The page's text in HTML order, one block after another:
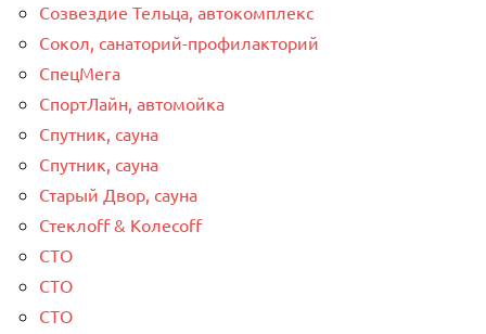
Созвездие Тельца, автокомплекс
Сокол, санаторий-профилакторий
СпецМега
СпортЛайн, автомойка
Спутник, сауна
Спутник, сауна
Старый Двор, сауна
Стеклоff & Колесоff
СТО
СТО
СТО